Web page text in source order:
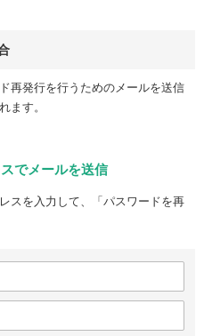
再発行を行うためのメールを送信
ます。
でメールを送信
スを入力して、「パスワードを再